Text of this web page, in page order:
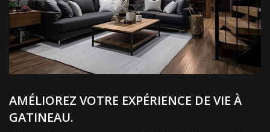
AMÉLIOREZ VOTRE EXPÉRIENCE DE VIE À
GATINEAU.